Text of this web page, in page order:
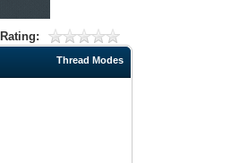
Thread Modes